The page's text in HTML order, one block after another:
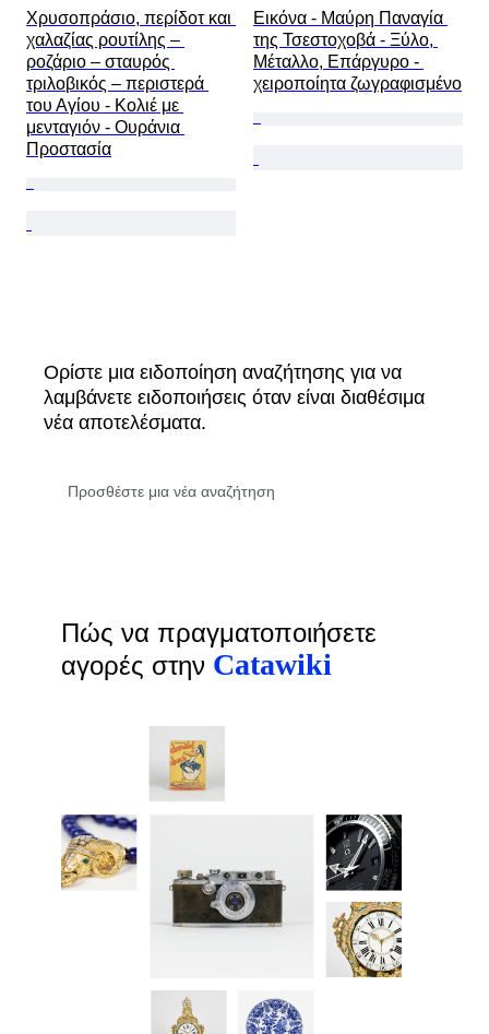
Χρυσοπράσιο, περίδοτ και
χαλαζίας ρουτίλης –
ροζάριο – σταυρός
τριλοβικός – περιστερά
του Αγίου - Κολιέ με
μενταγιόν - Ουράνια
Προστασία
Εικόνα - Μαύρη Παναγία
της Τσεστοχοβά - Ξύλο,
Μέταλλο, Επάργυρο -
χειροποίητα ζωγραφισμένο
Ορίστε μια ειδοποίηση αναζήτησης για να
λαμβάνετε ειδοποιήσεις όταν είναι διαθέσιμα
νέα αποτελέσματα.
Πώς να πραγματοποιήσετε
αγορές στην Catawiki